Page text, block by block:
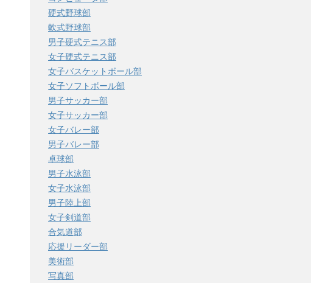
硬式野球部
軟式野球部
男子硬式テニス部
女子硬式テニス部
女子バスケットボール部
女子ソフトボール部
男子サッカー部
女子サッカー部
女子バレー部
男子バレー部
卓球部
男子水泳部
女子水泳部
男子陸上部
女子剣道部
合気道部
応援リーダー部
美術部
写真部